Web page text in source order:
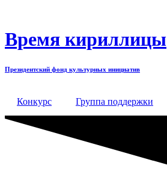
содержимому
Время кириллицы
Президентский фонд культурных инициатив
Конкурс Группа поддержки